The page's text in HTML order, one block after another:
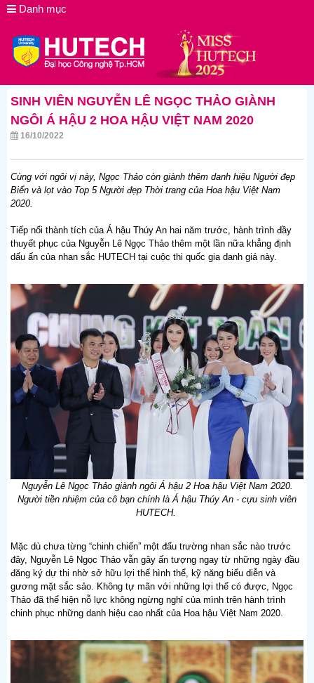
Danh mục
SINH VIÊN NGUYỄN LÊ NGỌC THẢO GIÀNH
NGÔI Á HẬU 2 HOA HẬU VIỆT NAM 2020
16/10/2022
Cùng với ngôi vị này, Ngọc Thảo còn giành thêm danh hiệu Người đẹp
Biển và lọt vào Top 5 Người đẹp Thời trang của Hoa hậu Việt Nam
2020.
Tiếp nối thành tích của Á hậu Thúy An hai năm trước, hành trình đầy
thuyết phục của Nguyễn Lê Ngọc Thảo thêm một lần nữa khẳng định
dấu ấn của nhan sắc HUTECH tại cuộc thi quốc gia danh giá này.
Nguyễn Lê Ngọc Thảo giành ngôi Á hậu 2 Hoa hậu Việt Nam 2020.
Người tiền nhiệm của cô bạn chính là Á hậu Thúy An - cựu sinh viên
HUTECH.
Mặc dù chưa từng “chinh chiến” một đấu trường nhan sắc nào trước
đây, Nguyễn Lê Ngọc Thảo vẫn gây ấn tượng ngay từ những ngày đầu
đăng ký dự thi nhờ sở hữu lợi thế hình thể, kỹ năng biểu diễn và
gương mặt sắc sảo. Không tự mãn với những lợi thế có được, Ngọc
Thảo đã thể hiện nỗ lực không ngừng nghỉ của mình trên hành trình
chinh phục những danh hiệu cao nhất của Hoa hậu Việt Nam 2020.